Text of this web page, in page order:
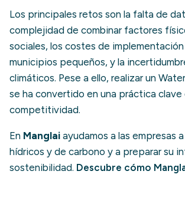
Los principales retos son la falta de
complejidad de combinar factores
sociales, los costes de
municipios pequeños, y la
climáticos. Pese a ello, realizar un
se ha convertido en una práctica
competitividad.
En Manglai ayudamos a las empresas
hídricos y de carbono y a preparar su
sostenibilidad. Descubre cómo